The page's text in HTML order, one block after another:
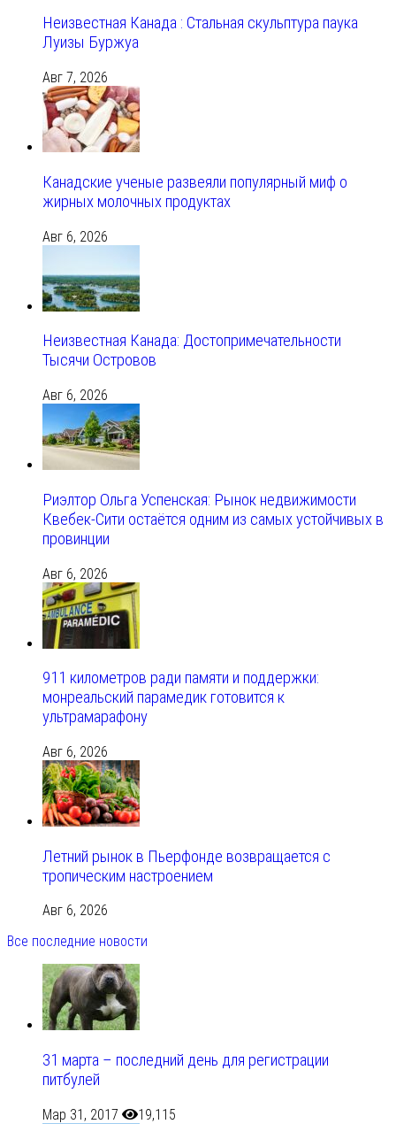
Неизвестная Канада : Стальная скульптура паука
Луизы Буржуа
Авг 7, 2026
Канадские ученые развеяли популярный миф о
жирных молочных продуктах
Авг 6, 2026
Неизвестная Канада: Достопримечательности
Тысячи Островов
Авг 6, 2026
Риэлтор Ольга Успенская: Рынок недвижимости
Квебек-Сити остаётся одним из самых устойчивых в
провинции
Авг 6, 2026
911 километров ради памяти и поддержки:
монреальский парамедик готовится к
ультрамарафону
Авг 6, 2026
Летний рынок в Пьерфонде возвращается с
тропическим настроением
Авг 6, 2026
Все последние новости
31 марта – последний день для регистрации
питбулей
Мар 31, 2017 19,115